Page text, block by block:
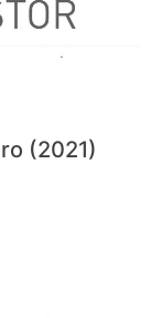
(2021)